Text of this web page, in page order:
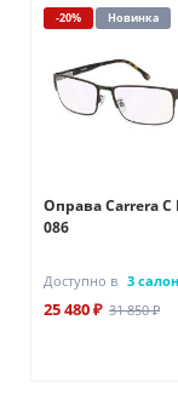
-20% Новинка
Оправа Carrera C
086
Доступно в 3
25 480 ₽ 31 850 ₽